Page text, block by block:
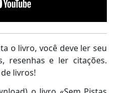
o livro, você deve ler seu
resenhas e ler citações.
livros!